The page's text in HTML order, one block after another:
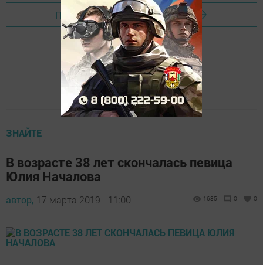
Перейти на страницу новости
ЗНАЙТЕ
В возрасте 38 лет скончалась певица
Юлия Началова
автор, 17 марта 2019 - 11:00 1685 0 0